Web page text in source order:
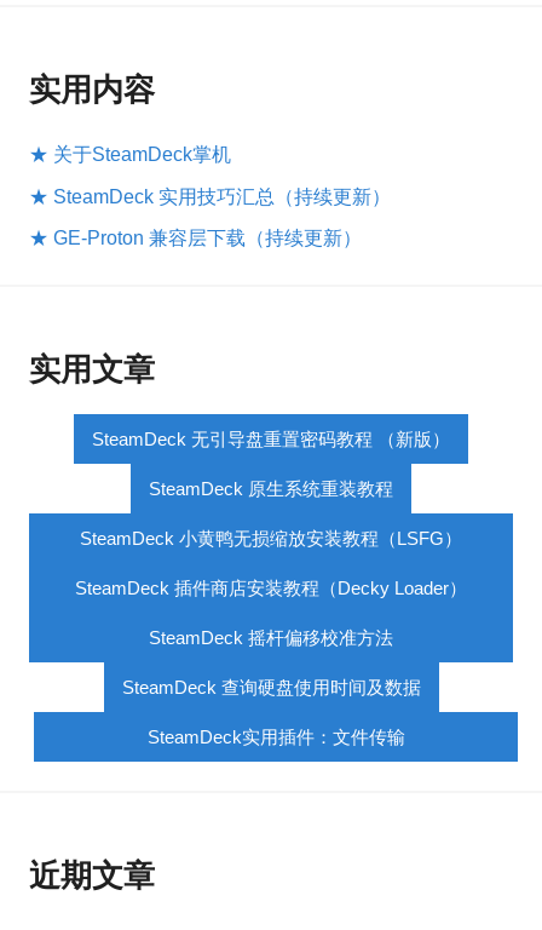
实用内容
★ 关于SteamDeck掌机
★ SteamDeck 实用技巧汇总（持续更新）
★ GE-Proton 兼容层下载（持续更新）
实用文章
SteamDeck 无引导盘重置密码教程 （新版）
SteamDeck 原生系统重装教程
SteamDeck 小黄鸭无损缩放安装教程（LSFG）
SteamDeck 插件商店安装教程（Decky Loader）
SteamDeck 摇杆偏移校准方法
SteamDeck 查询硬盘使用时间及数据
SteamDeck实用插件：文件传输
近期文章